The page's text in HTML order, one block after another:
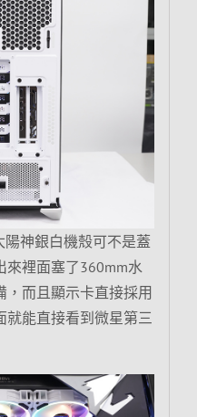
陽神銀白機殼可不是蓋
來裡面塞了360mm水
而且顯示卡直接採用
就能直接看到微星第三